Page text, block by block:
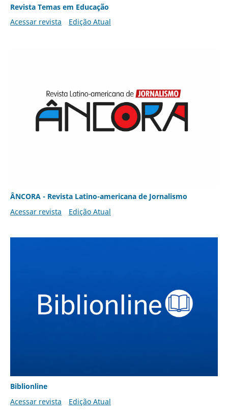
Revista Temas em Educação
Acessar revista
Edição Atual
ÂNCORA - Revista Latino-americana de Jornalismo
Acessar revista
Edição Atual
Biblionline
Acessar revista
Edição Atual